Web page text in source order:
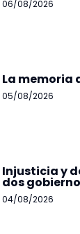
06/08/2026
La memoria
05/08/2026
Injusticia y
dos
04/08/2026